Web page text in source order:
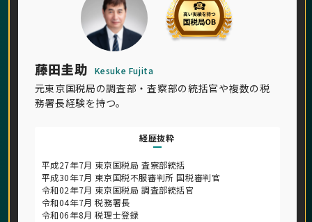
藤田圭助 Kesuke Fujita
元東京国税局の調査部・査察部の統括官や複数の税
務署長経験を持つ。
経歴抜粋
平成27年7月 東京国税局 査察部統括
平成30年7月 東京国税不服審判所 国税審判官
令和02年7月 東京国税局 調査部統括官
令和04年7月 税務署長
令和06年8月 税理士登録